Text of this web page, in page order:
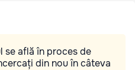
se află în proces de
din nou în câteva